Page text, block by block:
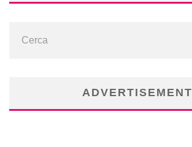
ADVERTISEMENT